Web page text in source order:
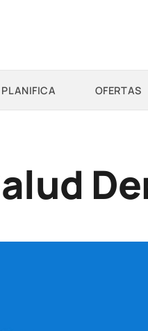
PLANIFICA OFERTAS